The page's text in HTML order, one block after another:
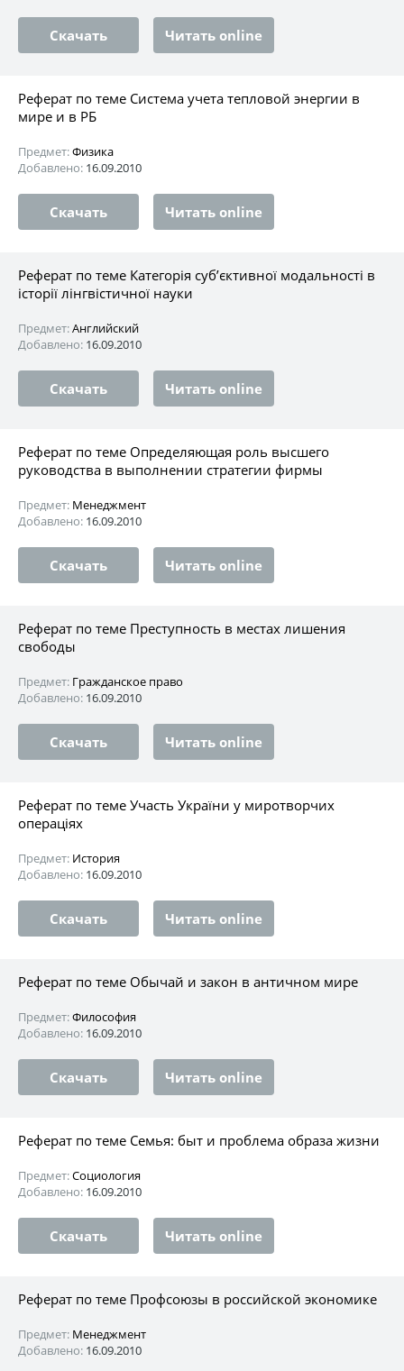
Скачать Читать online
Реферат по теме Система учета тепловой энергии в
мире и в РБ
Предмет:Физика
Добавлено: 16.09.2010
Скачать Читать online
Реферат по теме Категорія суб’єктивної модальності в
історії лінгвістичної науки
Предмет:Английский
Добавлено: 16.09.2010
Скачать Читать online
Реферат по теме Определяющая роль высшего
руководства в выполнении стратегии фирмы
Предмет: Менеджмент
Добавлено: 16.09.2010
Скачать Читать online
Реферат по теме Преступность в местах лишения
свободы
Предмет: Гражданское право
Добавлено: 16.09.2010
Скачать Читать online
Реферат по теме Участь України у миротворчих
операціях
Предмет: История
Добавлено: 16.09.2010
Скачать Читать online
Реферат по теме Обычай и закон в античном мире
Предмет:Философия
Добавлено: 16.09.2010
Скачать Читать online
Реферат по теме Семья: быт и проблема образа жизни
Предмет:Социология
Добавлено: 16.09.2010
Скачать Читать online
Реферат по теме Профсоюзы в российской экономике
Предмет: Менеджмент
Добавлено: 16.09.2010